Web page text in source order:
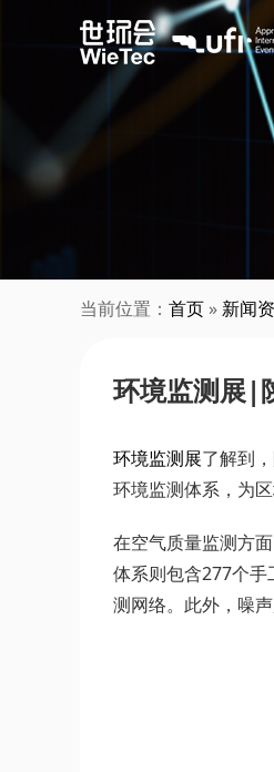
当前位置： 首页 » 新闻
环境监测展|
环境监测展了解到
环境监测体系，为
在空气质量监测方
体系则包含277个
测网络。此外，噪